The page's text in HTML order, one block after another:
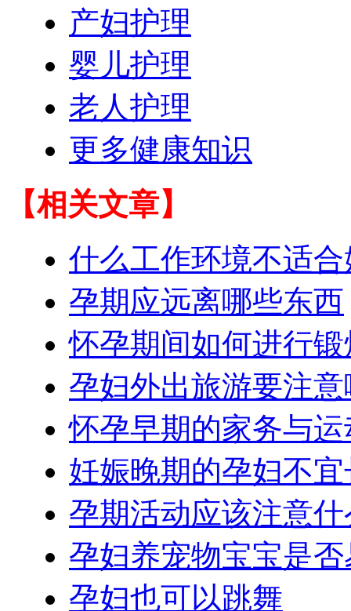
产妇护理
婴儿护理
老人护理
更多健康知识
【相关文章】
什么工作环境不适
孕期应远离哪些东西
怀孕期间如何进行锻
孕妇外出旅游要注
怀孕早期的家务与运
妊娠晚期的孕妇不
孕期活动应该注意什
孕妇养宠物宝宝是
孕妇也可以跳舞